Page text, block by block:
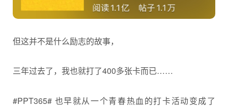
但这并不是什么励志的故事，
三年过去了，我也就打了400多张卡而已……
#PPT365# 也早就从一个青春热血的打卡活动变成了